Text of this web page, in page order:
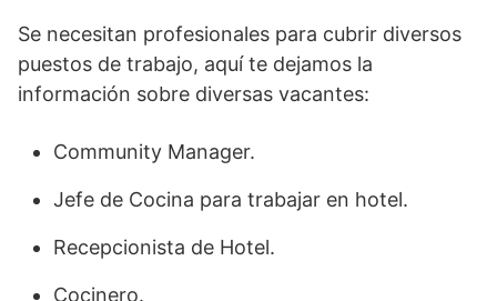
Se necesitan profesionales para cubrir diversos
puestos de trabajo, aquí te dejamos la
información sobre diversas vacantes:
Community Manager.
Jefe de Cocina para trabajar en hotel.
Recepcionista de Hotel.
Cocinero.